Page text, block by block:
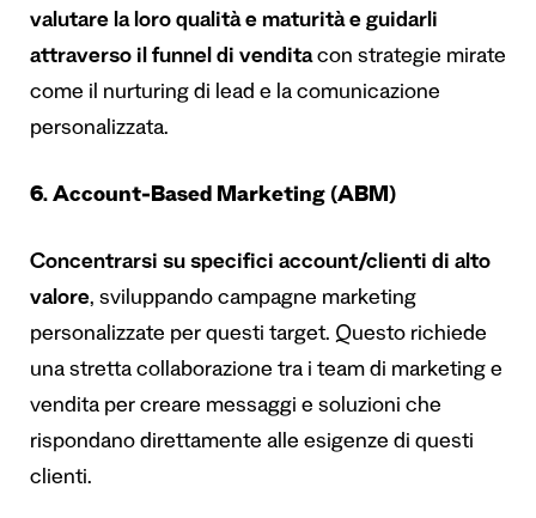
valutare la loro qualità e maturità e guidarli
attraverso il funnel di venditacon strategie mirate
come il nurturing di lead e la comunicazione
personalizzata.
6. Account-Based Marketing (ABM)
Concentrarsi su specifici account/clienti di alto
valore, sviluppando campagne marketing
personalizzate per questi target. Questo richiede
una stretta collaborazione tra i team di marketing e
vendita per creare messaggi e soluzioni che
rispondano direttamente alle esigenze di questi
clienti.